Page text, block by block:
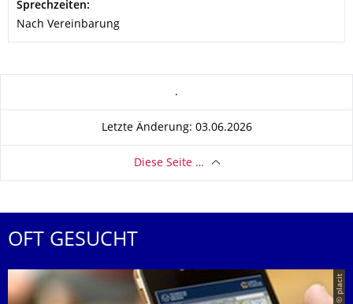
Sprechzeiten:
Nach Vereinbarung
.
Letzte Änderung: 03.06.2026
Diese Seite …
OFT GESUCHT
© placit